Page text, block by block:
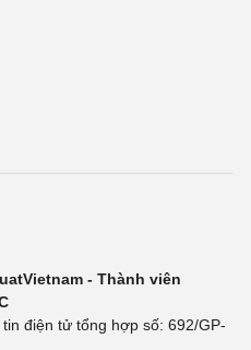
- Thành viên
điện tử tổng hợp số: 692/GP-